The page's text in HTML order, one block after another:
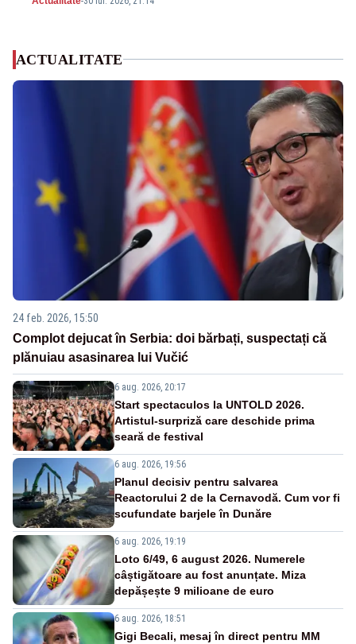
ACTUALITATE
24 feb. 2026, 15:50
Complot dejucat în Serbia: doi bărbați, suspectați că
plănuiau asasinarea lui Vučić
6 aug. 2026, 20:17
Start spectaculos la UNTOLD 2026.
Artistul-surpriză care deschide prima
seară de festival
6 aug. 2026, 19:56
Planul decisiv pentru salvarea
Reactorului 2 de la Cernavodă. Cum vor fi
scufundate barjele în Dunăre
6 aug. 2026, 19:19
Loto 6/49, 6 august 2026. Numerele
câștigătoare au fost anunțate. Miza
depășește 9 milioane de euro
6 aug. 2026, 18:51
Gigi Becali, mesaj în direct pentru MM